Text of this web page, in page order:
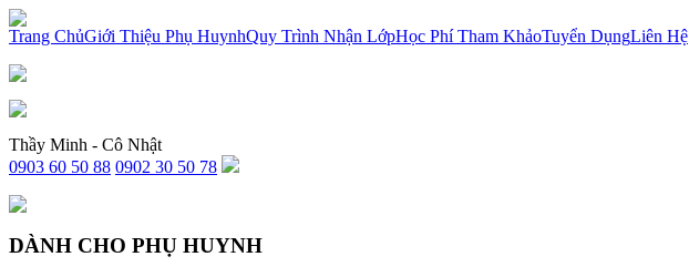
x
Trang ChủGiới Thiệu Phụ HuynhQuy Trình Nhận LớpHọc Phí Tham KhảoTuyển DụngLiên Hệ
Thầy Minh - Cô Nhật
0903 60 50 88 0902 30 50 78
DÀNH CHO PHỤ HUYNH